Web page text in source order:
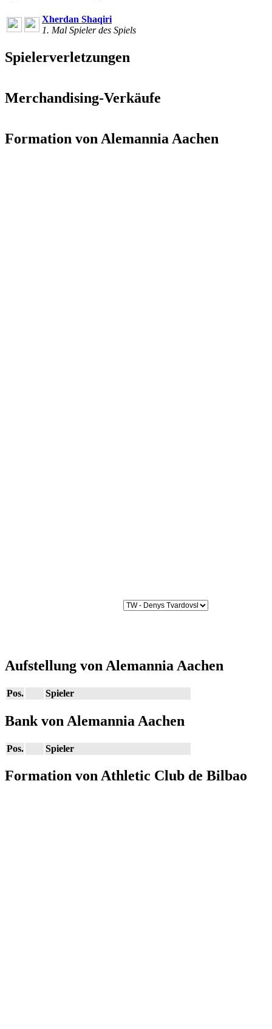
Xherdan Shaqiri
1. Mal Spieler des Spiels
Spielerverletzungen
Merchandising-Verkäufe
Formation von Alemannia Aachen
Aufstellung von Alemannia Aachen
Pos. Spieler
Bank von Alemannia Aachen
Pos. Spieler
Formation von Athletic Club de Bilbao